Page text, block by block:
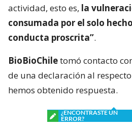
actividad, esto es, la
consumada por el solo
conducta proscrita”.
BioBioChiletomó contacto
de una declaración al
hemos obtenido respuesta.
¿ENCONTRASTE UN
ERROR?